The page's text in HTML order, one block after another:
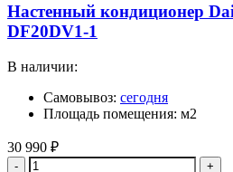
Настенный кондиционер
DF20DV1-1
В наличии:
Самовывоз: сегодня
Площадь помещения: м2
30 990 ₽
Quantity